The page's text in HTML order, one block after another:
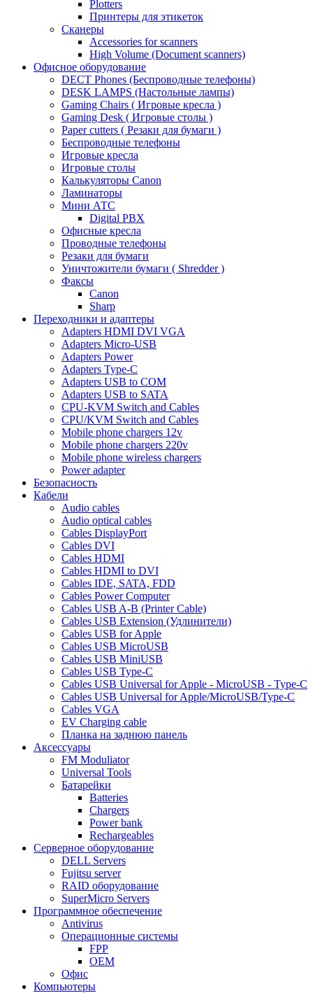
Plotters
Принтеры для этикеток
Сканеры
Accessories for scanners
High Volume (Document scanners)
Офисное оборудование
DECT Phones (Беспроводные телефоны)
DESK LAMPS (Настольные лампы)
Gaming Chairs ( Игровые кресла )
Gaming Desk ( Игровые столы )
Paper cutters ( Резаки для бумаги )
Беспроводные телефоны
Игровые кресла
Игровые столы
Калькуляторы Canon
Ламинаторы
Мини АТС
Digital PBX
Офисные кресла
Проводные телефоны
Резаки для бумаги
Уничтожители бумаги ( Shredder )
Факсы
Canon
Sharp
Переходники и адаптеры
Adapters HDMI DVI VGA
Adapters Micro-USB
Adapters Power
Adapters Type-C
Adapters USB to COM
Adapters USB to SATA
CPU-KVM Switch and Cables
CPU/KVM Switch and Cables
Mobile phone chargers 12v
Mobile phone chargers 220v
Mobile phone wireless chargers
Power adapter
Безопасность
Кабели
Audio cables
Audio optical cables
Cables DisplayPort
Cables DVI
Cables HDMI
Cables HDMI to DVI
Cables IDE, SATA, FDD
Cables Power Computer
Cables USB A-B (Printer Cable)
Cables USB Extension (Удлинители)
Cables USB for Apple
Cables USB MicroUSB
Cables USB MiniUSB
Cables USB Type-C
Cables USB Universal for Apple - MicroUSB - Type-C
Cables USB Universal for Apple/MicroUSB/Type-C
Cables VGA
EV Charging cable
Планка на заднюю панель
Аксессуары
FM Moduliator
Universal Tools
Батарейки
Batteries
Chargers
Power bank
Rechargeables
Серверное оборудование
DELL Servers
Fujitsu server
RAID оборудование
SuperMicro Servers
Программное обеспечение
Antivirus
Операционные системы
FPP
OEM
Офис
Компьютеры